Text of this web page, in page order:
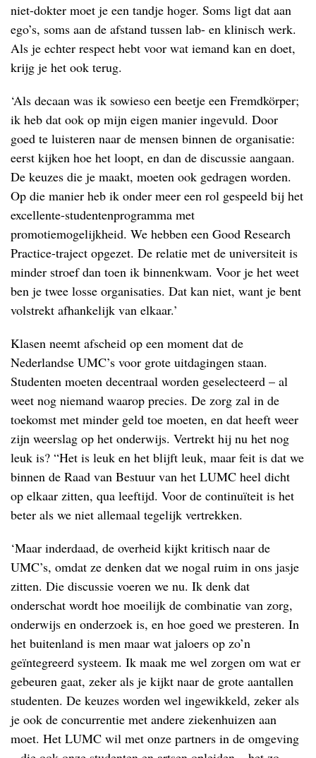
niet-dokter moet je een tandje hoger. Soms ligt dat aan
ego’s, soms aan de afstand tussen lab- en klinisch werk.
Als je echter respect hebt voor wat iemand kan en doet,
krijg je het ook terug.
‘Als decaan was ik sowieso een beetje een Fremdkörper;
ik heb dat ook op mijn eigen manier ingevuld. Door
goed te luisteren naar de mensen binnen de organisatie:
eerst kijken hoe het loopt, en dan de discussie aangaan.
De keuzes die je maakt, moeten ook gedragen worden.
Op die manier heb ik onder meer een rol gespeeld bij het
excellente-studentenprogramma met
promotiemogelijkheid. We hebben een Good Research
Practice-traject opgezet. De relatie met de universiteit is
minder stroef dan toen ik binnenkwam. Voor je het weet
ben je twee losse organisaties. Dat kan niet, want je bent
volstrekt afhankelijk van elkaar.’
Klasen neemt afscheid op een moment dat de
Nederlandse UMC’s voor grote uitdagingen staan.
Studenten moeten decentraal worden geselecteerd – al
weet nog niemand waarop precies. De zorg zal in de
toekomst met minder geld toe moeten, en dat heeft weer
zijn weerslag op het onderwijs. Vertrekt hij nu het nog
leuk is? “Het is leuk en het blijft leuk, maar feit is dat we
binnen de Raad van Bestuur van het LUMC heel dicht
op elkaar zitten, qua leeftijd. Voor de continuïteit is het
beter als we niet allemaal tegelijk vertrekken.
‘Maar inderdaad, de overheid kijkt kritisch naar de
UMC’s, omdat ze denken dat we nogal ruim in ons jasje
zitten. Die discussie voeren we nu. Ik denk dat
onderschat wordt hoe moeilijk de combinatie van zorg,
onderwijs en onderzoek is, en hoe goed we presteren. In
het buitenland is men maar wat jaloers op zo’n
geïntegreerd systeem. Ik maak me wel zorgen om wat er
gebeuren gaat, zeker als je kijkt naar de grote aantallen
studenten. De keuzes worden wel ingewikkeld, zeker als
je ook de concurrentie met andere ziekenhuizen aan
moet. Het LUMC wil met onze partners in de omgeving